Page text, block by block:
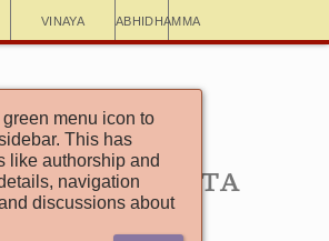
Vinaya Abhidhamma
menu icon to
This has
like authorship and
navigation
discussions about
Brødrenes sanger
med seks vers
Brahmadatta